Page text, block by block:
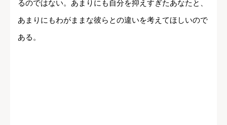
るのではない。あまりにも自分を抑えすぎたあなたと、
あまりにもわがままな彼らとの違いを考えてほしいので
ある。